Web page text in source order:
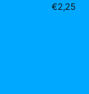
€2,25